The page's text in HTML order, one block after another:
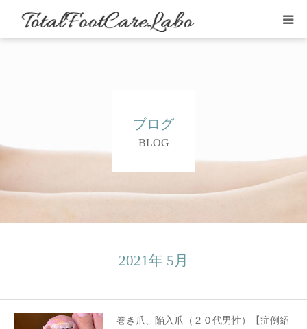
ブログ
BLOG
2021年 5月
巻き爪、陥入爪（２０代男性）【症例紹